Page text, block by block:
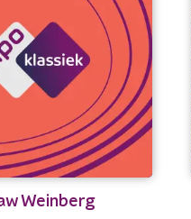
Weinberg